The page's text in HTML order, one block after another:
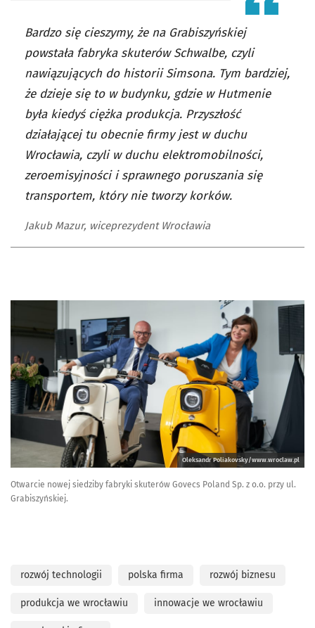
Bardzo się cieszymy, że na Grabiszyńskiej
powstała fabryka skuterów Schwalbe, czyli
nawiązujących do historii Simsona. Tym bardziej,
że dzieje się to w budynku, gdzie w Hutmenie
była kiedyś ciężka produkcja. Przyszłość
działającej tu obecnie firmy jest w duchu
Wrocławia, czyli w duchu elektromobilności,
zeroemisyjności i sprawnego poruszania się
transportem, który nie tworzy korków.
Jakub Mazur, wiceprezydent Wrocławia
Oleksandr Poliakovsky/www.wroclaw.pl
Otwarcie nowej siedziby fabryki skuterów Govecs Poland Sp. z o.o. przy ul.
Grabiszyńskiej.
rozwój technologii polska firma rozwój biznesu
produkcja we wrocławiu innowacje we wrocławiu